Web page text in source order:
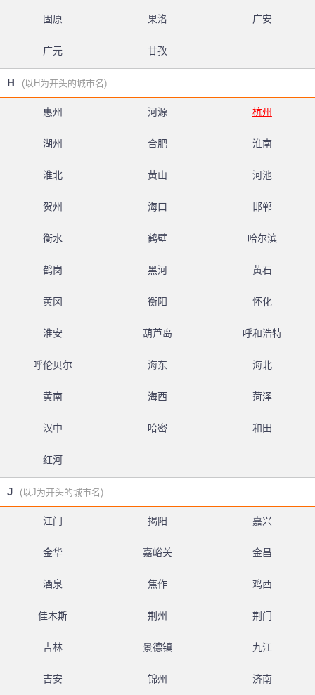
固原 果洛 广安
广元 甘孜
H (以H为开头的城市名)
惠州 河源 杭州
湖州 合肥 淮南
淮北 黄山 河池
贺州 海口 邯郸
衡水 鹤壁 哈尔滨
鹤岗 黑河 黄石
黄冈 衡阳 怀化
淮安 葫芦岛 呼和浩特
呼伦贝尔 海东 海北
黄南 海西 菏泽
汉中 哈密 和田
红河
J (以J为开头的城市名)
江门 揭阳 嘉兴
金华 嘉峪关 金昌
酒泉 焦作 鸡西
佳木斯 荆州 荆门
吉林 景德镇 九江
吉安 锦州 济南